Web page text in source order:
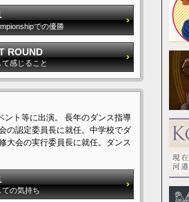
での優勝
ROUND
感じること
ント等に出演。 長年のダンス指導
の認定委員長に就任。中学校でダ
大会の実行委員長に就任。ダンス
の気持ち